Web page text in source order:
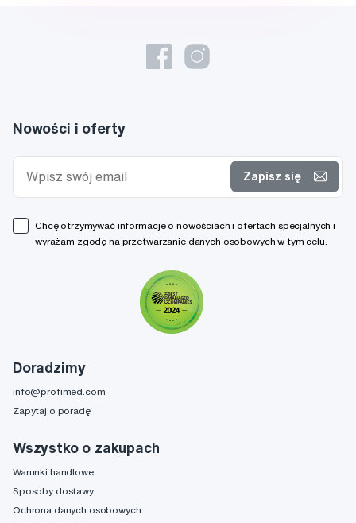
Doradzimy
info@profimed.com
Zapytaj o poradę
Wszystko o zakupach
Warunki handlowe
Sposoby dostawy
Ochrona danych osobowych
Nowości i oferty
Zapisz się
Chcę otrzymywać informacje o nowościach i ofertach specjalnych i
wyrażam zgodę na przetwarzanie danych osobowychw tym celu.